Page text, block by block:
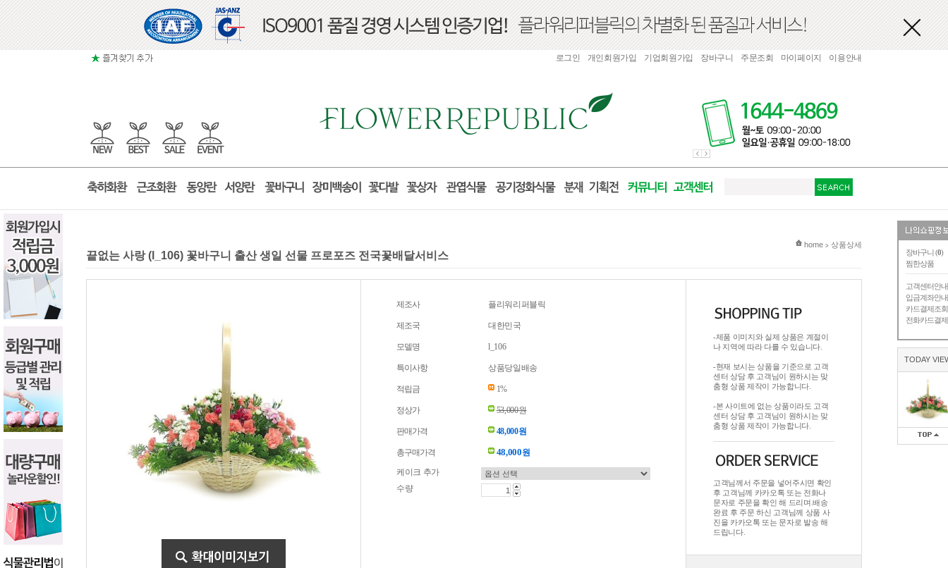
장바구니 (0)
찜한상품
고객센터안내
입금계좌안내
카드결제조회
전화카드결제
TODAY
로그인 개인회원가입 기업회원가입 장바구니 주문조회 마이페이지 이용안내
현재 위치
home > 상품상세
끝없는 사랑 (l_106) 꽃바구니 출산 생일 선물 프로포즈 전국꽃배달서비스
제조사 플리워리퍼블릭
제조국 대한민국
모델명 l_106
특이사항 상품당일배송
적립금 1%
정상가 53,000원
판매가격 48,000원
총구매가격 48,000원
케이크 추가
수량
-제품 이미지와 실제 상품은 계절이
나 지역에 따라 다를 수 있습니다.
-현재 보시는 상품을 기준으로 고객
센터 상담 후 고객님이 원하시는 맞
춤형 상품 제작이 가능합니다.
-본 사이트에 없는 상품이라도 고객
센터 상담 후 고객님이 원하시는 맞
춤형 상품 제작이 가능합니다.
고객님께서 주문을 넣어주시면 확인
후 고객님께 카카오톡 또는 전화나
문자로 주문을 확인 해 드리며.배송
완료 후 주문 하신 고객님께 상품 사
진을 카카오톡 또는 문자로 발송 해
드립니다.